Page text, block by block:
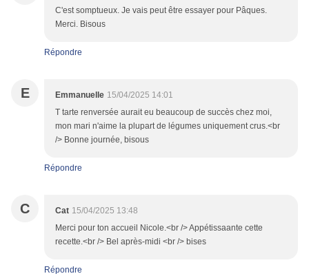
C'est somptueux. Je vais peut être essayer pour Pâques.
Merci. Bisous
Répondre
E Emmanuelle 15/04/2025 14:01
T tarte renversée aurait eu beaucoup de succès chez moi,
mon mari n'aime la plupart de légumes uniquement crus.<br
/> Bonne journée, bisous
Répondre
C Cat 15/04/2025 13:48
Merci pour ton accueil Nicole.<br /> Appétissaante cette
recette.<br /> Bel après-midi <br /> bises
Répondre